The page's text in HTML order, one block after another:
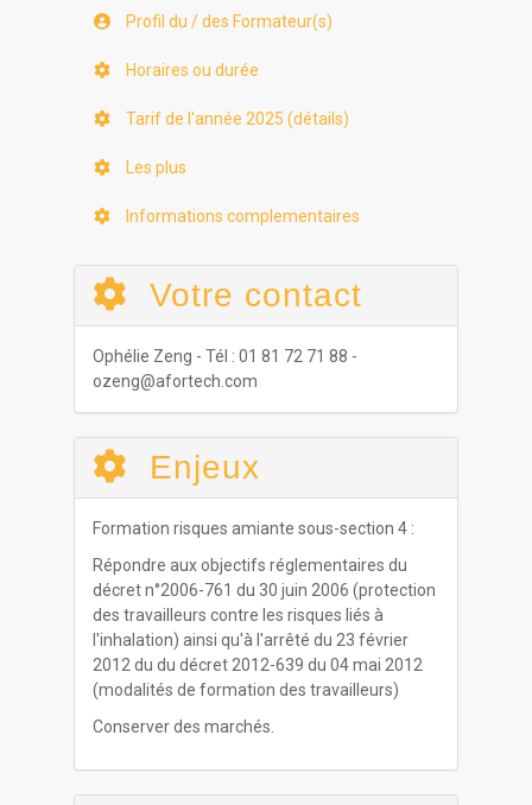
Profil du / des Formateur(s)
Horaires ou durée
Tarif de l'année 2025 (détails)
Les plus
Informations complementaires
Votre contact
Ophélie Zeng - Tél : 01 81 72 71 88 -
ozeng@afortech.com
Enjeux
Formation risques amiante sous-section 4 :
Répondre aux objectifs réglementaires du
décret n°2006-761 du 30 juin 2006 (protection
des travailleurs contre les risques liés à
l'inhalation) ainsi qu'à l'arrêté du 23 février
2012 du du décret 2012-639 du 04 mai 2012
(modalités de formation des travailleurs)
Conserver des marchés.